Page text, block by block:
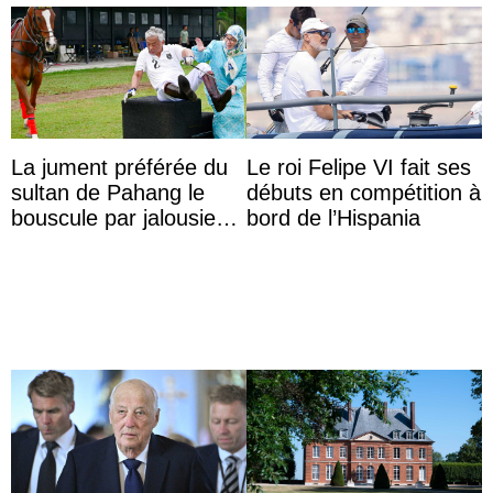
La jument préférée du
sultan de Pahang le
bouscule par jalousie
Le roi Felipe VI fait ses
débuts en compétition à
bord de l’Hispania